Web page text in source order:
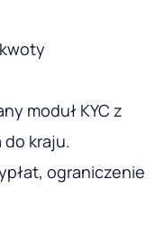
moduł KYC z
kraju.
ograniczenie